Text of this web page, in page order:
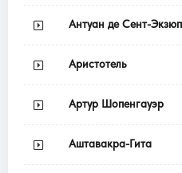
Антуан де Сент-
Аристотель
Артур Шопенгауэр
Аштавакра-Гита